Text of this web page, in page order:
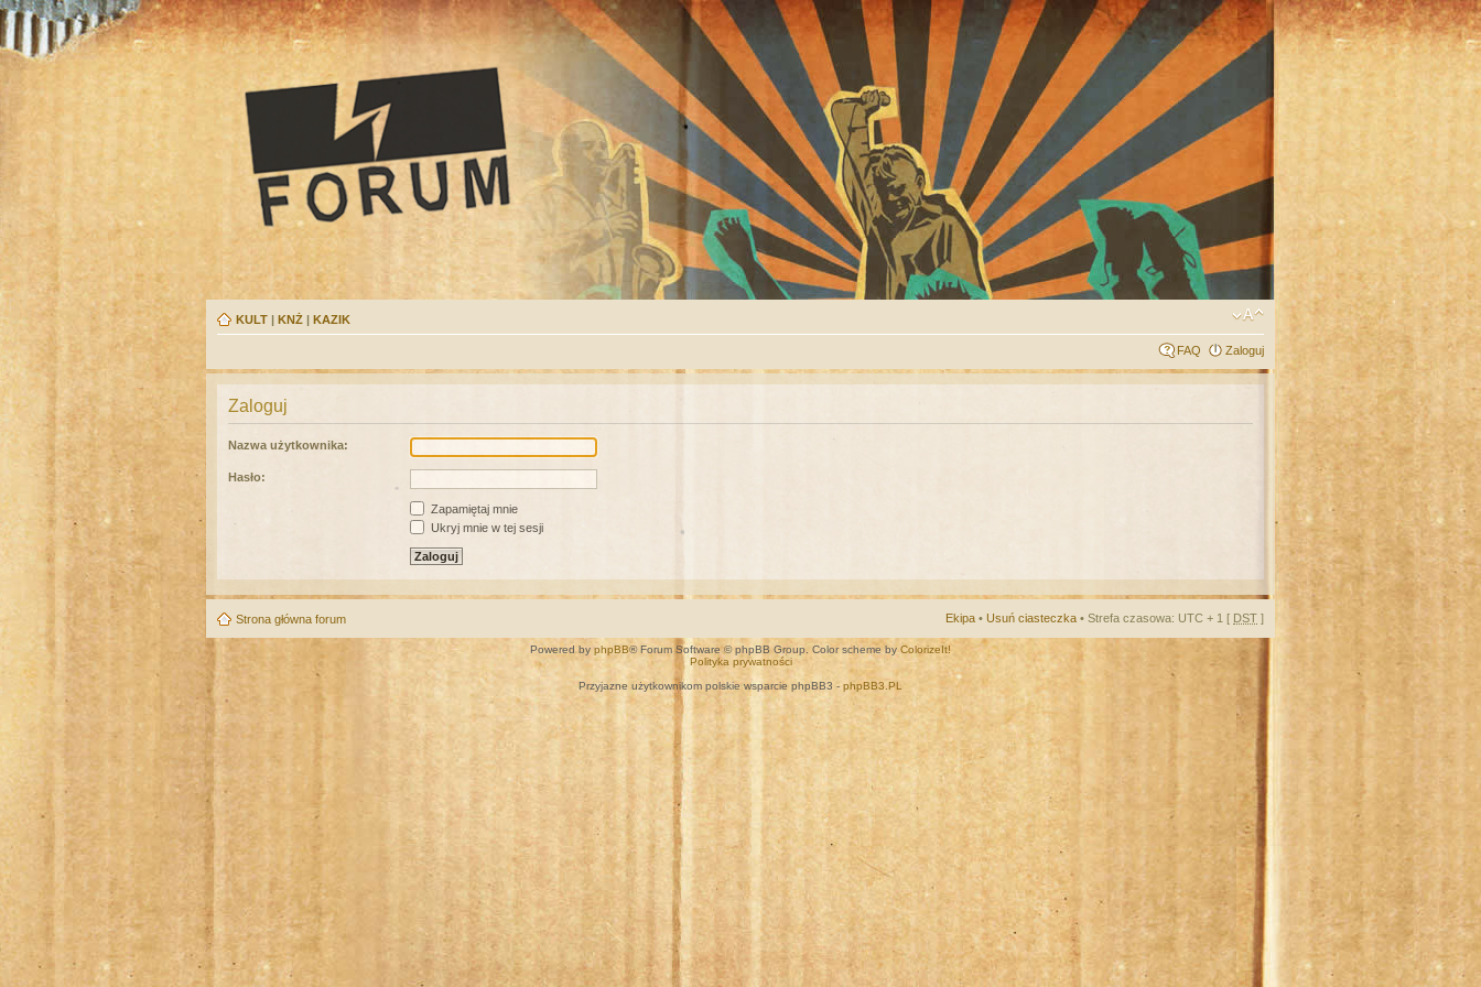
KULT | KNŻ | KAZIK
FAQ Zaloguj
Zaloguj
Nazwa użytkownika:
Hasło:
Zapamiętaj mnie
Ukryj mnie w tej sesji
Strona główna forum Ekipa • Usuń ciasteczka • Strefa czasowa: UTC + 1 [ DST ]
Powered by phpBB® Forum Software © phpBB Group. Color scheme by ColorizeIt!
Polityka prywatności
Przyjazne użytkownikom polskie wsparcie phpBB3 - phpBB3.PL